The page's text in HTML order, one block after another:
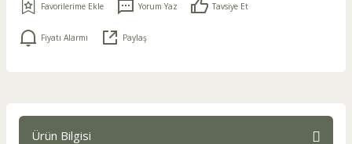
Yorum Yaz Tavsiye Et
Fiyatı Alarmı Paylaş
Ürün Bilgisi